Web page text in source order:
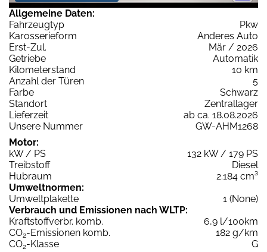
Allgemeine Daten:
Fahrzeugtyp
Pkw
Karosserieform
Anderes Auto
Erst-Zul.
Mär / 2026
Getriebe
Automatik
Kilometerstand
10 km
Anzahl der Türen
5
Farbe
Schwarz
Standort
Zentrallager
Lieferzeit
ab ca. 18.08.2026
Unsere Nummer
GW-AHM1268
Motor:
kW / PS
132 kW / 179 PS
Treibstoff
Diesel
Hubraum
2.184 cm³
Umweltnormen:
Umweltplakette
1 (None)
Verbrauch und Emissionen nach WLTP:
Kraftstoffverbr. komb.
6,9 l/100km
CO2-Emissionen komb.
182 g/km
CO2-Klasse
G